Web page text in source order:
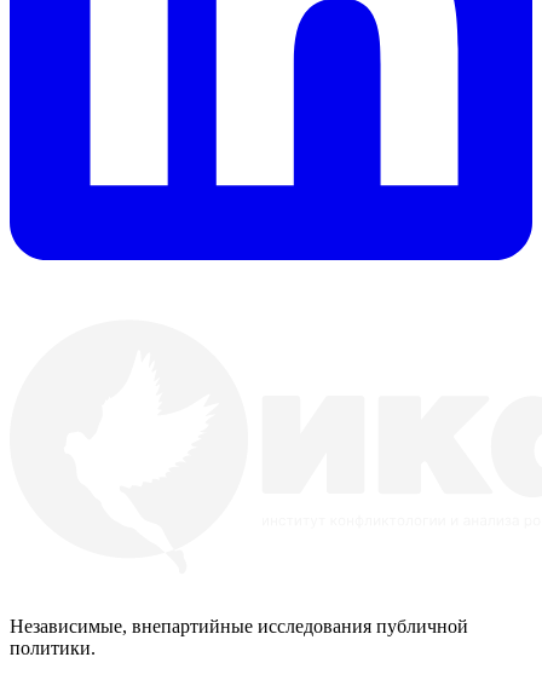
Независимые, внепартийные исследования публичной
политики.